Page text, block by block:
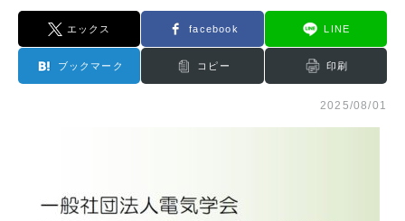
エックス facebook LINE
ブックマーク コピー 印刷
2025/08/01